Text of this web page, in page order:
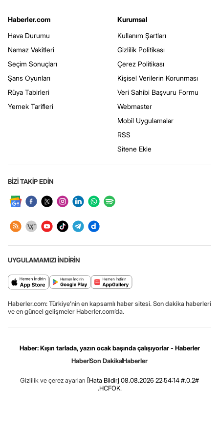
Haberler.com
Hava Durumu
Namaz Vakitleri
Seçim Sonuçları
Şans Oyunları
Rüya Tabirleri
Yemek Tarifleri
Kurumsal
Kullanım Şartları
Gizlilik Politikası
Çerez Politikası
Kişisel Verilerin Korunması
Veri Sahibi Başvuru Formu
Webmaster
Mobil Uygulamalar
RSS
Sitene Ekle
BİZİ TAKİP EDİN
UYGULAMAMIZI İNDİRİN
Haberler.com: Türkiye’nin en kapsamlı haber sitesi. Son dakika haberleri
ve en güncel gelişmeler Haberler.com’da.
Haber: Kışın tarlada, yazın ocak başında çalışıyorlar - Haberler
HaberSon DakikaHaberler
Gizlilik ve çerez ayarları [Hata Bildir] 08.08.2026 22:54:14 #.0.2#
.HCFOK.